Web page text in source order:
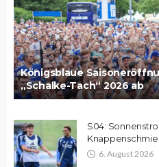
Königsblaue
„Schalke-Tach“ 2026 ab
S04:
6. August 2026